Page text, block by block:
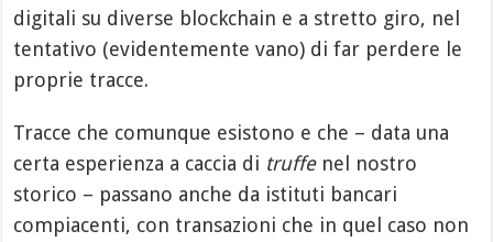
digitali su diverse blockchain e a stretto giro, nel
tentativo (evidentemente vano) di far perdere le
proprie tracce.
Tracce che comunque esistono e che – data una
certa esperienza a caccia di truffenel nostro
storico – passano anche da istituti bancari
compiacenti, con transazioni che in quel caso non